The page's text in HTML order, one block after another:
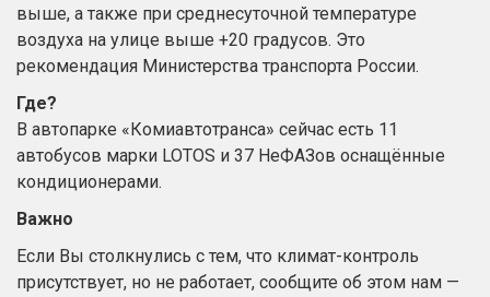
выше, а также при среднесуточной температуре
воздуха на улице выше +20 градусов. Это
рекомендация Министерства транспорта России.
Где?
В автопарке «Комиавтотранса» сейчас есть 11
автобусов марки LOTOS и 37 НеФАЗов оснащённые
кондиционерами.
Важно
Если Вы столкнулись с тем, что климат-контроль
присутствует, но не работает, сообщите об этом нам —